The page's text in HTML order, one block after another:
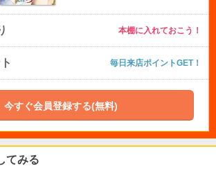
本棚に入れておこう！
毎日来店ポイントGET！
今すぐ会員登録する(無料)
てみる